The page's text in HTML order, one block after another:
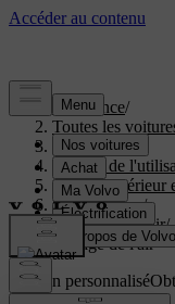
Assistance/
Toutes les
EC40 2027/
Manuel de
Confort intérieur
Climatisation/
Qualité de l'air/
Filtrage de l'air
Soutien personnalisé
voiture.